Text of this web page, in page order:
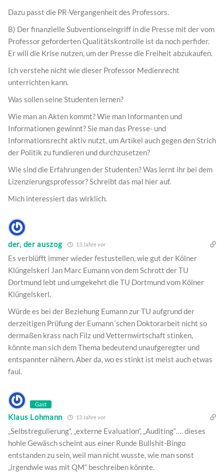
Dazu passt die PR-Vergangenheit des Professors.
B) Der finanzielle Subventionseingriff in die Presse mit der vom
Professor geforderten Qualitätskontrolle ist da noch perfider.
Er will die Krise nutzen, um der Presse die Freiheit abzukaufen.
Ich verstehe nicht wie dieser Professor Medienrecht
unterrichten kann.
Was sollen seine Studenten lernen?
Wie man an Akten kommt? Wie man Informanten und
Informationen gewinnt? Sie man das Presse- und
Informationsrecht aktiv nutzt, um Artikel auch gegen den Strich
der Politik zu fundieren und durchzusetzen?
Wie sind die Erfahrungen der Studenten? Was lernt ihr bei dem
Lizenzierungsprofessor? Schreibt das mal hier auf.
Mich interessiert das wirklich.
der, der auszog 13 Jahre vor
Es verblüfft immer wieder festustellen, wie gut der Kölner
Klüngelskerl Jan Marc Eumann von dem Schrott der TU
Dortmund lebt und umgekehrt die TU Dortmund vom Kölner
Klüngelskerl.
Würde es bei der Beziehung Eumann zur TU aufgrund der
derzeitigen Prüfung der Eumann´schen Doktorarbeit nicht so
dermaßen krass nach Filz und Vetternwirtschaft stinken,
könnte man sich dem Thema bedeutend unaufgeregter und
entspannter nähern. Aber da, wo es stinkt ist meist auch etwas
faul.
Gast
Klaus Lohmann 13 Jahre vor
„Selbstregulierung“, „externe Evaluation“, „Auditing“…. dieses
hohle Gewäsch scheint aus einer Runde Bullshit-Bingo
entstanden zu sein, weil man nicht wusste, wie man sonst
„irgendwie was mit QM“ beschreiben könnte.